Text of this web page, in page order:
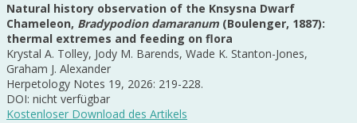
Natural history observation of the Knsysna Dwarf
Chameleon, Bradypodion damaranum (Boulenger, 1887):
thermal extremes and feeding on flora
Krystal A. Tolley, Jody M. Barends, Wade K. Stanton-Jones,
Graham J. Alexander
Herpetology Notes 19, 2026: 219-228.
DOI: nicht verfügbar
Kostenloser Download des Artikels